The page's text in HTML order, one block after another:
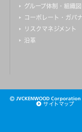
グループ体制・組織図
コーポレート・ガバ
リスクマネジメント
沿革